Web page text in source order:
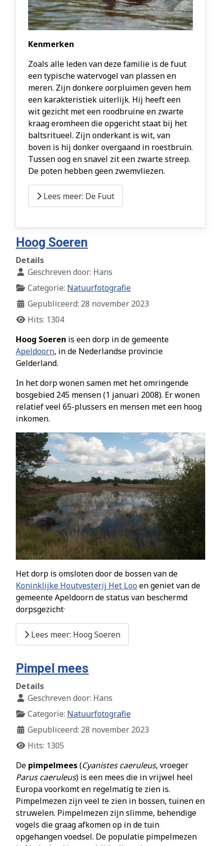
Kenmerken
Zoals alle leden van deze familie is de fuut
een typische watervogel van plassen en
meren. Zijn donkere oorpluimen geven hem
een karakteristiek uiterlijk. Hij heeft een
wit gezicht met een roodbruine en zwarte
kraag eromheen die opgericht staat bij het
baltsritueel. Zijn onderkant is wit, van
boven is hij donker overgaand in roestbruin.
Tussen oog en snavel zit een zwarte streep.
De poten hebben geen zwemvliezen.
Lees meer: De Fuut
Hoog Soeren
Details
Geschreven door: Hans
Categorie: Natuurfotografie
Gepubliceerd: 28 november 2023
Hits: 1304
Hoog Soeren is een dorp in de gemeente
Apeldoorn, in de Nederlandse provincie
Gelderland.
In het dorp wonen samen met het omringende
bosgebied 245 mensen (1 januari 2008). Er wonen
relatief veel 65-plussers en mensen met een hoog
inkomen.
Het dorp is omsloten door de bossen van de
Koninklijke Houtvesterij Het Looen geniet van de
gemeente Apeldoorn de status van beschermd
dorpsgezicht.
Lees meer: Hoog Soeren
Pimpel mees
Details
Geschreven door: Hans
Categorie: Natuurfotografie
Gepubliceerd: 28 november 2023
Hits: 1305
De pimpelmees(Cyanistes caeruleus, vroeger
Parus caeruleus) is een mees die in vrijwel heel
Europa voorkomt en regelmatig te zien is.
Pimpelmezen zijn veel te zien in bossen, tuinen en
struwelen. Pimpelmezen zijn slimme, behendige
vogels die graag afkomen op in de tuin
opgehangen voedsel. De populatie pimpelmezen